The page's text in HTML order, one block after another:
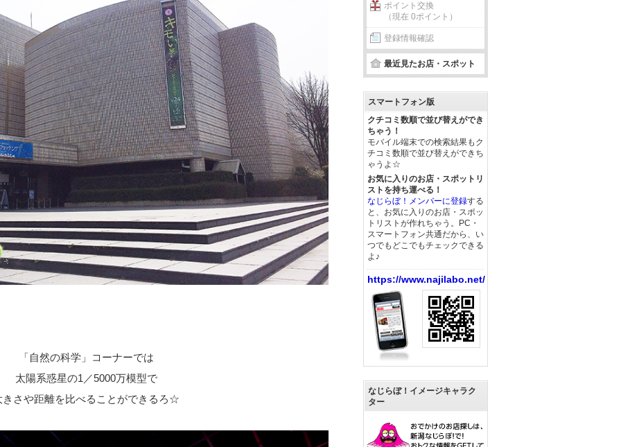
「自然の科学」コーナーでは
太陽系惑星の1／5000万模型で
きさや距離を比べることができるろ☆
ポイント交換
（現在 0ポイント）
登録情報確認
最近見たお店・スポット
スマートフォン版
クチコミ数順で並び替えができ
ちゃう！
モバイル端末での検索結果もク
チコミ数順で並び替えができち
ゃうよ☆
お気に入りのお店・スポットリ
ストを持ち運べる！
なじらぼ！メンバーに登録する
と、お気に入りのお店・スポッ
トリストが作れちゃう。PC・
スマートフォン共通だから、い
つでもどこでもチェックできる
よ♪
https://www.najilabo.net/
なじらぼ！イメージキャラク
ター